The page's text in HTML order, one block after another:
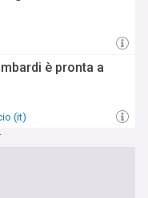
è pronta a
(it)